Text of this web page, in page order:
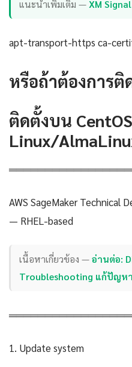
แนะนำเพิ่มเติม —XM Signal
apt-transport-https ca-
หรือถ้าต้องการ
ติดตั้งบน
Linux/
AWS SageMaker Technical
— RHEL-based
เนื้อหาเกี่ยวข้อง —อ่านต่อ:
Troubleshooting แก้ปัญหา
1. Update system